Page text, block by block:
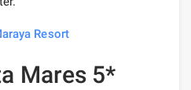
Resort
Mares 5*